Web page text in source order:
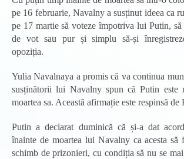
pe 16 februarie, Navalny a susținut ideea ca
pe 17 martie să voteze împotriva lui Putin,
de vot sau pur și simplu să-și
opoziția.
Yulia Navalnaya a promis că va continua
susținătorii lui Navalny spun că Putin este
moartea sa. Această afirmație este respinsă
Putin a declarat duminică că și-a dat
înainte de moartea lui Navalny ca acesta să
schimb de prizonieri, cu condiția să nu se